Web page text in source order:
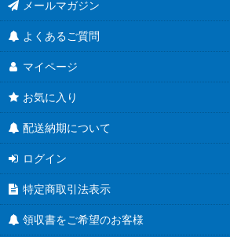
メールマガジン
よくあるご質問
マイページ
お気に入り
配送納期について
ログイン
特定商取引法表示
領収書をご希望のお客様